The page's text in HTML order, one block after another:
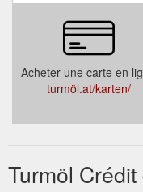
Acheter une carte en
turmöl.at/karten/
Turmöl